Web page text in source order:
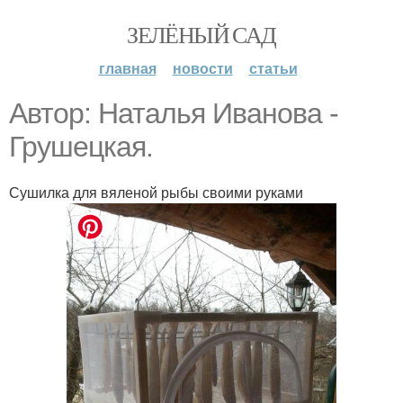
ЗЕЛЁНЫЙ САД
главная новости статьи
Автор: Наталья Иванова -
Грушецкая.
Сушилка для вяленой рыбы своими руками